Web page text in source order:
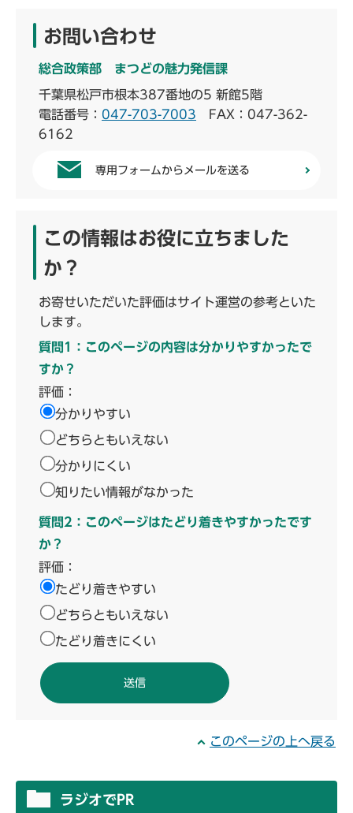
お問い合わせ
総合政策部 まつどの魅力発信課
千葉県松戸市根本387番地の5 新館5階
電話番号： 047-703-7003 FAX：047-362-
6162
専用フォームからメールを送る
この情報はお役に立ちました
か？
お寄せいただいた評価はサイト運営の参考といた
します。
質問1：このページの内容は分かりやすかったで
すか？
評価：
分かりやすい
どちらともいえない
分かりにくい
知りたい情報がなかった
質問2：このページはたどり着きやすかったです
か？
評価：
たどり着きやすい
どちらともいえない
たどり着きにくい
このページの上へ戻る
ラジオでPR